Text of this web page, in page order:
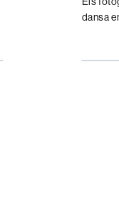
dansa